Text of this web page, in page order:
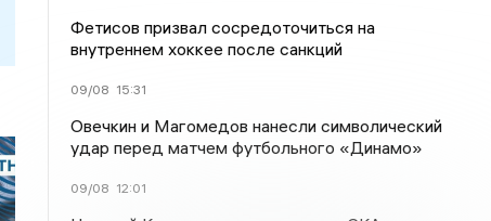
Фетисов призвал сосредоточиться на
внутреннем хоккее после санкций
09/08 15:31
Овечкин и Магомедов нанесли символический
удар перед матчем футбольного «Динамо»
09/08 12:01